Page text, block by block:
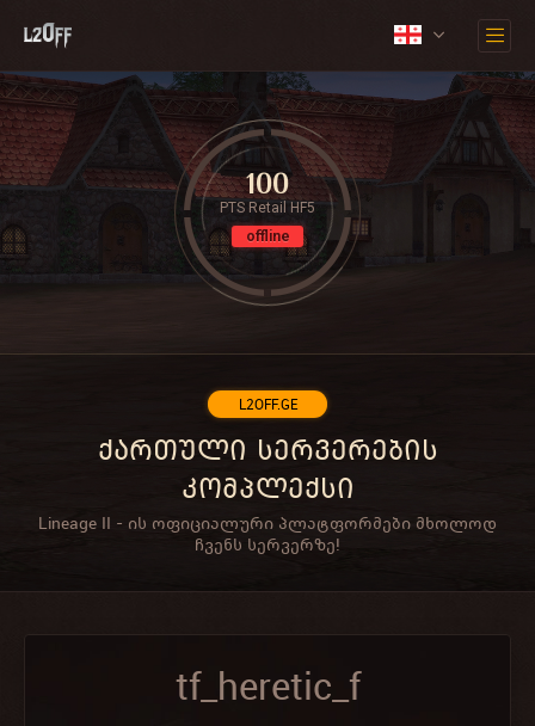
L2OFF.GE
ქართული სერვერების
კომპლექსი
Lineage II - ის ოფიციალური პლატფორმები მხოლოდ
ჩვენს სერვერზე!
100
PTS Retail HF5
offline
tf_heretic_f